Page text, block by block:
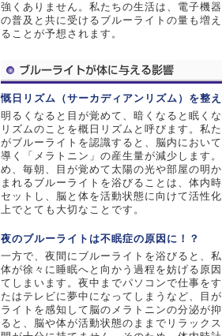
強くありません。私たちの生活は、電子機器
の普及と共に受けるブルーライトの量も増え
ることが予想されます。
慨日リズム（サーカディアンリズム）を整
明るくなると目が覚めて、暗くなると眠く
リズムのことを概日リズムと呼びます。私た
がブルーライトを認識すると、脳内におい
導く「メラトニン」の産生量が減少します
め、毎朝、目が覚めて太陽の光や部屋の明
まれるブルーライトを浴びることは、体内時
セットし、脳と体を活動状態に向けて活性
上でとても大切なことです。
夜のブルーライトは不眠症の原因に！？
一方で、夜間にブルーライトを浴びると、
体が徐々に睡眠へと向かう過程を妨げる原
てしまいます。夜中までパソコンで仕事をす
たはテレビに夢中になってしまうなど、目
ライトを感知して脳のメラトニンの分泌が
ると、脳や体が活動状態のままでリラック